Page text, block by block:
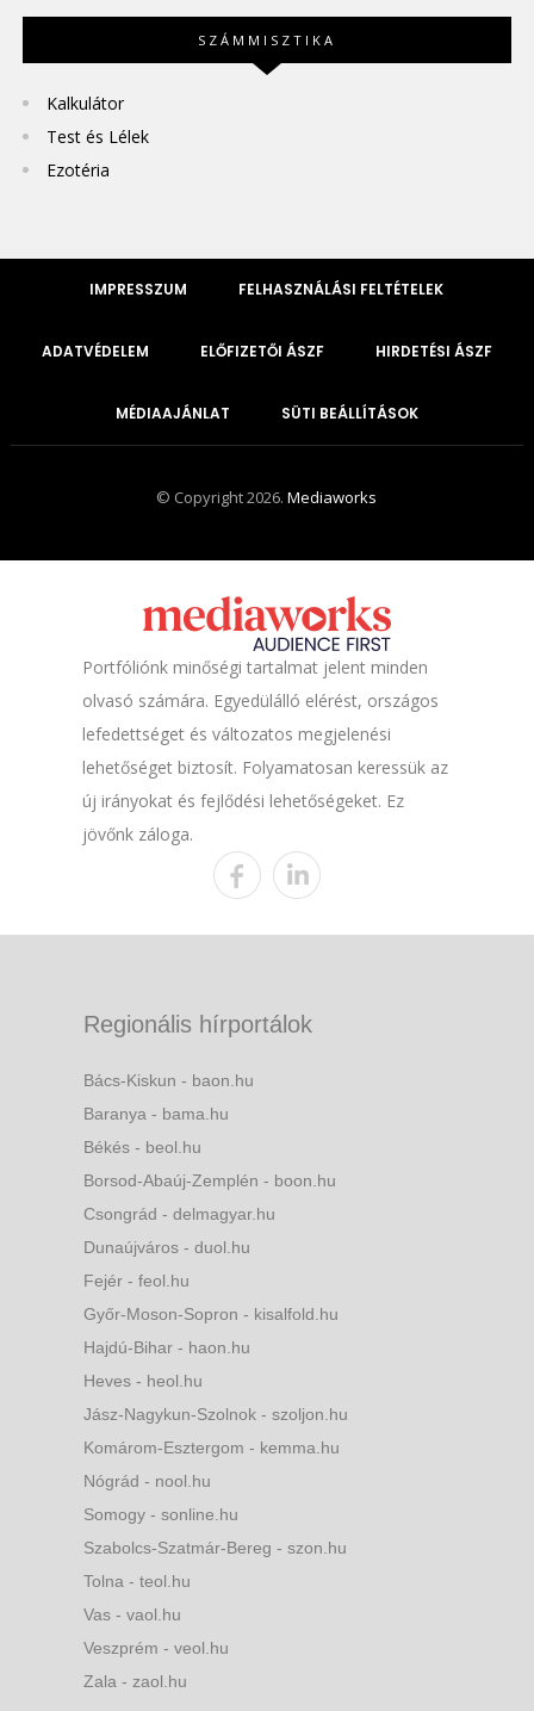
SZÁMMISZTIKA
Kalkulátor
Test és Lélek
Ezotéria
IMPRESSZUM FELHASZNÁLÁSI FELTÉTELEK
ADATVÉDELEM ELŐFIZETŐI ÁSZF HIRDETÉSI ÁSZF
MÉDIAAJÁNLAT SÜTI BEÁLLÍTÁSOK
© Copyright 2026.Mediaworks
Portfóliónk minőségi tartalmat jelent minden
olvasó számára. Egyedülálló elérést, országos
lefedettséget és változatos megjelenési
lehetőséget biztosít. Folyamatosan keressük az
új irányokat és fejlődési lehetőségeket. Ez
jövőnk záloga.
Regionális hírportálok
Bács-Kiskun - baon.hu
Baranya - bama.hu
Békés - beol.hu
Borsod-Abaúj-Zemplén - boon.hu
Csongrád - delmagyar.hu
Dunaújváros - duol.hu
Fejér - feol.hu
Győr-Moson-Sopron - kisalfold.hu
Hajdú-Bihar - haon.hu
Heves - heol.hu
Jász-Nagykun-Szolnok - szoljon.hu
Komárom-Esztergom - kemma.hu
Nógrád - nool.hu
Somogy - sonline.hu
Szabolcs-Szatmár-Bereg - szon.hu
Tolna - teol.hu
Vas - vaol.hu
Veszprém - veol.hu
Zala - zaol.hu